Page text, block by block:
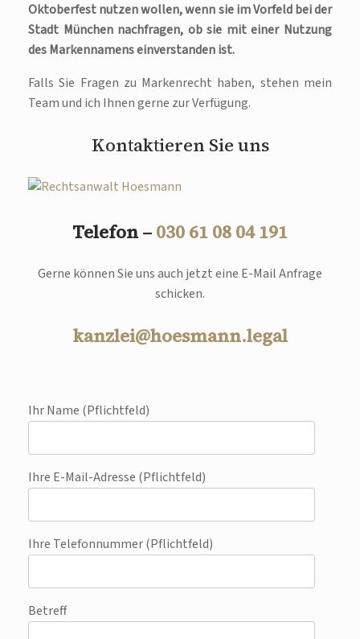
Oktoberfest nutzen wollen, wenn sie im Vorfeld bei der
Stadt München nachfragen, ob sie mit einer Nutzung
des Markennamens einverstanden ist.
Falls Sie Fragen zu Markenrecht haben, stehen mein
Team und ich Ihnen gerne zur Verfügung.
Kontaktieren Sie uns
Telefon – 030 61 08 04 191
Gerne können Sie uns auch jetzt eine E-Mail Anfrage
schicken.
kanzlei@hoesmann.legal
Ihr Name (Pflichtfeld)
Ihre E-Mail-Adresse (Pflichtfeld)
Ihre Telefonnummer (Pflichtfeld)
Betreff